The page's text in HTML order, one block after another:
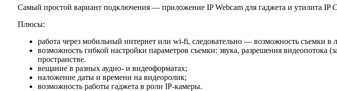
Самый простой вариант подключения — приложение IP Webcam для гаджета и утилита IP
Плюсы:
работа через мобильный интернет или wi-fi, следовательно — возможность съемки
возможность гибкой настройки параметров съемки: звука, разрешения видеопотока
пространстве.
вещание в разных аудио- и видеоформатах;
наложение даты и времени на видеоролик;
возможность работы гаджета в роли IP-камеры.